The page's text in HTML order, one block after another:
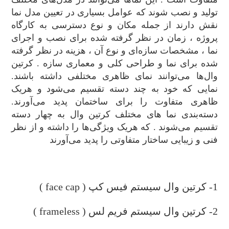
تولید و نصب شوند که عوامل بسیاری در تعیین مدل نما
نقش دارند از جمله مکان و نوع دسترسی به کارگاه
پروژه ، زمان در نظر گرفته شده برای نصب و اجرای
نما ، مشخصات سازه‌ای و نوع آن ، هزینه در نظر گرفته
شده برای نما و طراحی کلی و معماری سازه . کرتین
وال‌ها می‌توانند نمای ظاهری مختلفی داشته باشند.
نمایی که خود به چند دسته تقسیم می‌شود و هریک
ظاهری متفاوت را برای ساختمان پدید می‌آورند.
دسته‌بندی نما های مختلف کرتین وال به چهار دسته
تقسیم می‌شوند . که هریک ویژگی‌ها را داشته و از نظر
فنی و زیبایی ساختار متفاوتی را پدید می‌آورند
1- کرتین وال سیستم فیس کپ ( face cap )
2- کرتین وال سیستم فریم لس ( frameless )